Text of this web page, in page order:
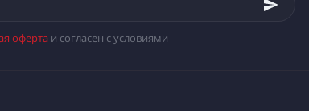
офертаи согласен с условиями